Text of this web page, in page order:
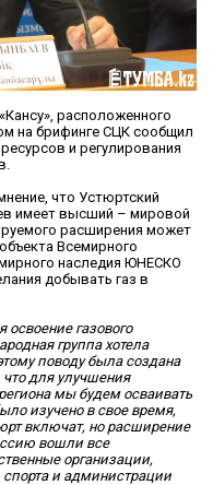
расположенного
на брифинге СЦК сообщил
и регулирования
что Устюртский
имеет высший – мировой
расширения может
Всемирного
наследия ЮНЕСКО
добывать газ в
освоение газового
группа хотела
поводу была создана
что для улучшения
мы будем осваивать
изучено в свое время,
включат, но расширение
вошли все
организации,
спорта и администрации